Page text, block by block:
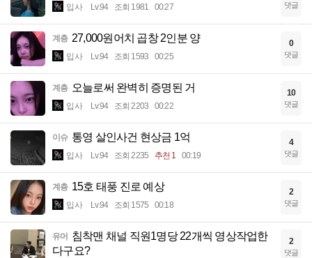
입사 Lv.94 조회 1981 00:27 댓글
계층 27,000원어치 곱창 2인분 양
입사 Lv.94 조회 1593 00:25
0
댓글
계층 오늘로써 완벽히 증명된 거
입사 Lv.94 조회 2203 00:22
10
댓글
이슈 통영 살인사건 현상금 1억
입사 Lv.94 조회 2235 추천 1 00:19
4
댓글
계층 15호 태풍 진로 예상
입사 Lv.94 조회 1575 00:18
2
댓글
유머 침착맨 채널 직원1명당 22개씩 영상작업한
다구요?
2
댓글